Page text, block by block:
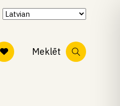
Meklēt